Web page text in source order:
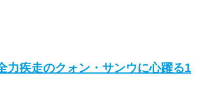
力疾走のクォン・サンウに心躍る1